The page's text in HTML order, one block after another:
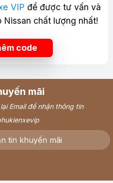
VIP để được tư vấn và
chất lượng nhất!
code
mãi
Email để nhận thông tin